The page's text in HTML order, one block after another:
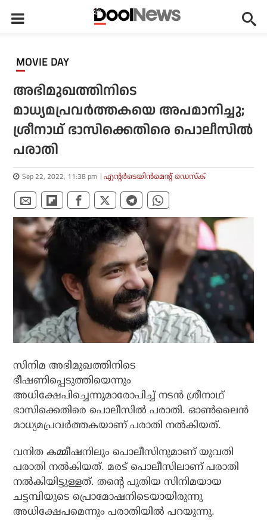
MOVIE DAY
അഭിമുഖത്തിനിടെ
മാധ്യമപ്രവര്‍ത്തകയെ അപമാനിച്ചു;
ശ്രീനാഥ് ഭാസിക്കെതിരെ പൊലീസില്‍
പരാതി
Sep 22, 2022, 11:38 pm എന്റര്‍ടെയിന്‍മെന്റ് ഡെസ്‌ക്
സിനിമ അഭിമുഖത്തിനിടെ
ഭീഷണിപ്പെടുത്തിയെന്നും
അധിക്ഷേപിച്ചെന്നുമാരോപിച്ച് നടന്‍ ശ്രീനാഥ്
ഭാസിക്കെതിരെ പൊലീസില്‍ പരാതി. ഓണ്‍ലൈന്‍
മാധ്യമപ്രവര്‍ത്തകയാണ് പരാതി നല്‍കിയത്.
വനിത കമ്മീഷനിലും പൊലീസിനുമാണ് യുവതി
പരാതി നല്‍കിയത്. മരട് പൊലീസിലാണ് പരാതി
നല്‍കിയിട്ടുള്ളത്. തന്റെ പുതിയ സിനിമയായ
ചട്ടമ്പിയുടെ പ്രൊമോഷനിടെയായിരുന്നു
അധിക്ഷേപമെന്നും പരാതിയില്‍ പറയുന്നു.